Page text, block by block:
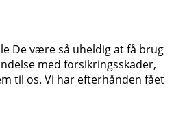
De være så uheldig at få brug
med forsikringsskader,
til os. Vi har efterhånden fået